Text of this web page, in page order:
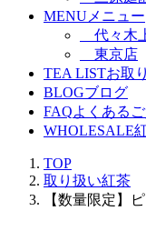
MENU メニュー
代々木
東京店
TEA LISTお取
BLOGブログ
FAQよくある
WHOLESALE
TOP
取り扱い紅茶
【数量限定】